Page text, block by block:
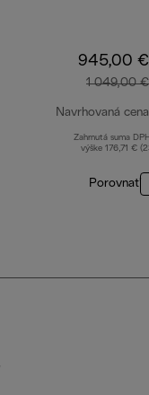
945,00 €
1 049,00 €
Navrhovaná cena
Zahrnutá suma
výške 176,71 €
Porovnať